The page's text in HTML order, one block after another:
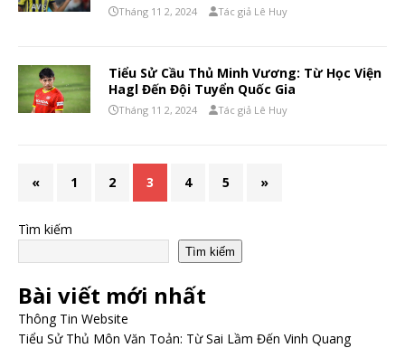
Tháng 11 2, 2024 Tác giả Lê Huy
Tiểu Sử Cầu Thủ Minh Vương: Từ Học Viện
Hagl Đến Đội Tuyển Quốc Gia
Tháng 11 2, 2024 Tác giả Lê Huy
« 1 2 3 4 5 »
Tìm kiếm
Tìm kiếm
Bài viết mới nhất
Thông Tin Website
Tiểu Sử Thủ Môn Văn Toản: Từ Sai Lầm Đến Vinh Quang